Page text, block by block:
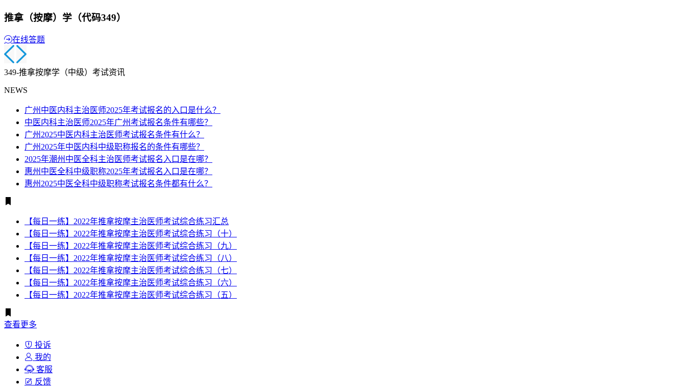
推拿（按摩）学（代码349）
在线答题
349-推拿按摩学（中级）考试资讯
NEWS
广州中医内科主治医师2025年考试报名的入口是什么？
中医内科主治医师2025年广州考试报名条件有哪些？
广州2025中医内科主治医师考试报名条件有什么？
广州2025年中医内科中级职称报名的条件有哪些？
2025年潮州中医全科主治医师考试报名入口是在哪？
惠州中医全科中级职称2025年考试报名入口是在哪？
惠州2025中医全科中级职称考试报名条件都有什么？
【每日一练】2022年推拿按摩主治医师考试综合练习汇总
【每日一练】2022年推拿按摩主治医师考试综合练习（十）
【每日一练】2022年推拿按摩主治医师考试综合练习（九）
【每日一练】2022年推拿按摩主治医师考试综合练习（八）
【每日一练】2022年推拿按摩主治医师考试综合练习（七）
【每日一练】2022年推拿按摩主治医师考试综合练习（六）
【每日一练】2022年推拿按摩主治医师考试综合练习（五）
查看更多
投诉
我的
客服
反馈